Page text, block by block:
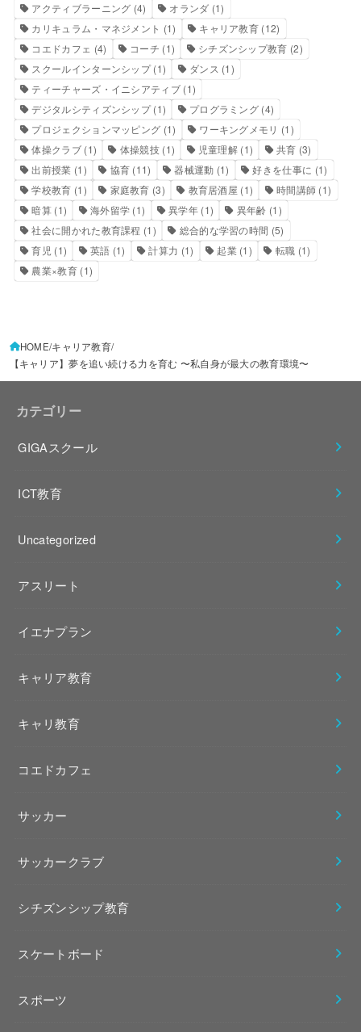
アクティブラーニング (4) オランダ (1)
カリキュラム・マネジメント (1) キャリア教育 (12)
コエドカフェ (4) コーチ (1) シチズンシップ教育 (2)
スクールインターンシップ(1) ダンス (1)
ティーチャーズ・イニシアティブ(1)
デジタルシティズンシップ(1) プログラミング (4)
プロジェクションマッピング (1) ワーキングメモリ (1)
体操クラブ(1) 体操競技 (1) 児童理解 (1) 共育 (3)
出前授業 (1) 協育 (11) 器械運動 (1) 好きを仕事に (1)
学校教育 (1) 家庭教育 (3) 教育居酒屋 (1) 時間講師 (1)
暗算 (1) 海外留学 (1) 異学年(1) 異年齢 (1)
社会に開かれた教育課程 (1) 総合的な学習の時間 (5)
育児 (1) 英語 (1) 計算力 (1) 起業(1) 転職 (1)
農業×教育(1)
HOME キャリア教育
【キャリア】夢を追い続ける力を育む 〜私自身が最大の教育環境〜
カテゴリー
GIGAスクール
ICT教育
Uncategorized
アスリート
イエナプラン
キャリア教育
キャリ教育
コエドカフェ
サッカー
サッカークラブ
シチズンシップ教育
スケートボード
スポーツ